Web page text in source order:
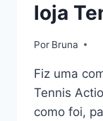
loja
Por Bruna
Fiz uma
Tennis
como foi,